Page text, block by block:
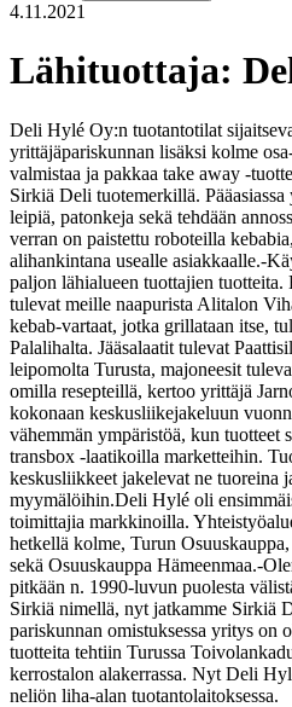
4.11.2021
Lähituottaja:
Deli Hylé Oy:n tuotantotilat
yrittäjäpariskunnan lisäksi kolme
valmistaa ja pakkaa take away -
Sirkiä Deli tuotemerkillä.
leipiä, patonkeja sekä tehdään
verran on paistettu roboteilla
alihankintana usealle asiakkaalle.-
paljon lähialueen tuottajien tuotteita.
tulevat meille naapurista Alitalon
kebab-vartaat, jotka grillataan itse,
Palalihalta. Jääsalaatit tulevat
leipomolta Turusta, majoneesit
omilla resepteillä, kertoo yrittäjä
kokonaan keskusliikejakeluun
vähemmän ympäristöä, kun tuotteet
transbox -laatikoilla marketteihin.
keskusliikkeet jakelevat ne tuoreina
myymälöihin.Deli Hylé oli
toimittajia markkinoilla.
hetkellä kolme, Turun
sekä Osuuskauppa Hämeenmaa.-
pitkään n. 1990-luvun puolesta
Sirkiä nimellä, nyt jatkamme Sirkiä
pariskunnan omistuksessa yritys on
tuotteita tehtiin Turussa
kerrostalon alakerrassa. Nyt Deli
neliön liha-alan tuotantolaitoksessa.